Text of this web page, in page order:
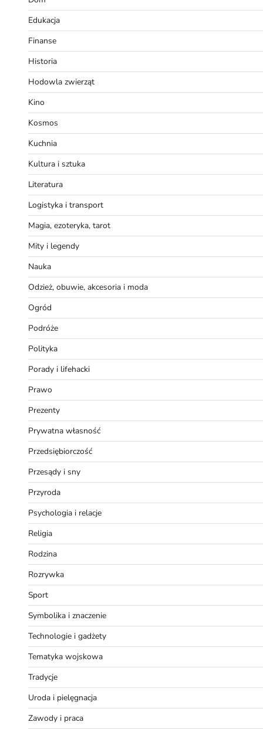
Edukacja
Finanse
Historia
Hodowla zwierząt
Kino
Kosmos
Kuchnia
Kultura i sztuka
Literatura
Logistyka i transport
Magia, ezoteryka, tarot
Mity i legendy
Nauka
Odzież, obuwie, akcesoria i moda
Ogród
Podróże
Polityka
Porady i lifehacki
Prawo
Prezenty
Prywatna własność
Przedsiębiorczość
Przesądy i sny
Przyroda
Psychologia i relacje
Religia
Rodzina
Rozrywka
Sport
Symbolika i znaczenie
Technologie i gadżety
Tematyka wojskowa
Tradycje
Uroda i pielęgnacja
Zawody i praca